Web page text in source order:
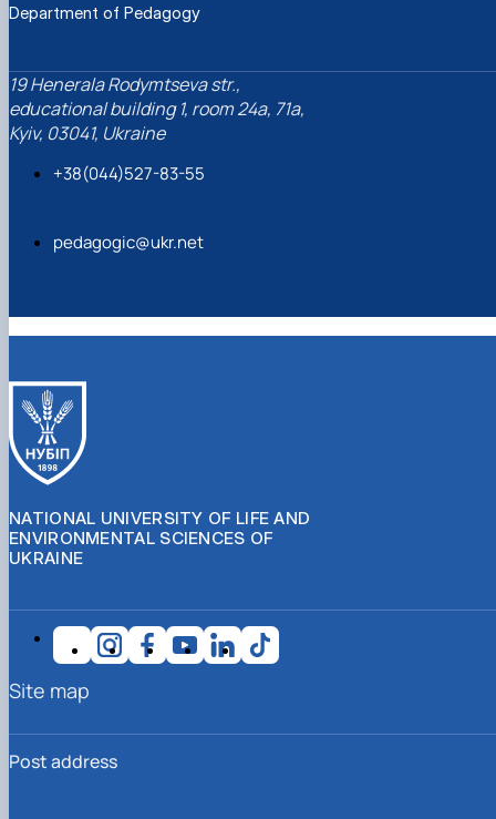
Department of Pedagogy
19 Henerala Rodymtseva str.,
educational building 1, room 24a, 71a,
Kyiv, 03041, Ukraine
+38(044)527-83-55
pedagogic@ukr.net
NATIONAL UNIVERSITY OF LIFE AND
ENVIRONMENTAL SCIENCES OF
UKRAINE
Post address
Site map